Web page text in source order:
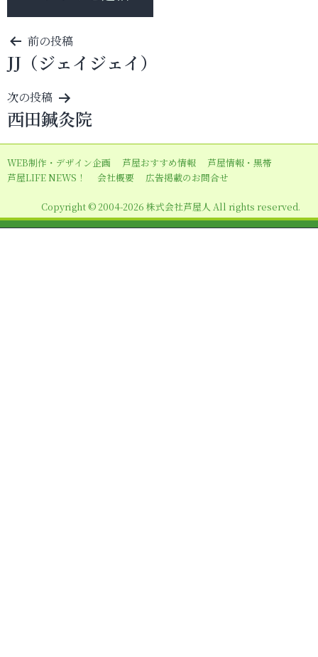
投
稿
ナ
ビ
ゲ
ー
シ
ン
前の投稿
JJ（ジェイジェイ）
次の投稿
西田鍼灸院
WEB制作・デザイン企画 芦屋おすすめ情報
芦屋情報・黒帯
芦屋LIFE NEWS！
会社概要 広告掲載のお問合せ
Copyright © 2004-2026 株式会社芦屋人 All rights reserved.